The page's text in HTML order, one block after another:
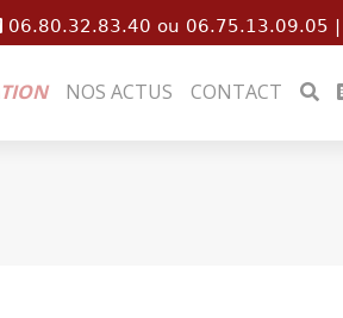
06.80.32.83.40 ou 06.75.13.09.05 |
NOS ACTUS CONTACT